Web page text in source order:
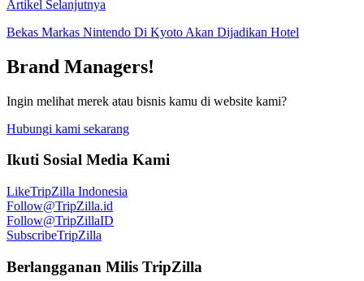
Artikel Selanjutnya
Bekas Markas Nintendo Di Kyoto Akan Dijadikan Hotel
Brand Managers!
Ingin melihat merek atau bisnis kamu di website kami?
Hubungi kami sekarang
Ikuti Sosial Media Kami
LikeTripZilla Indonesia
Follow@TripZilla.id
Follow@TripZillaID
SubscribeTripZilla
Berlangganan Milis TripZilla